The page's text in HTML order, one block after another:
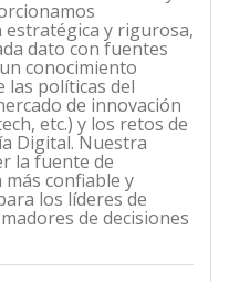
y rigurosa,
dato con fuentes
conocimiento
las políticas del
de innovación
etc.) y los retos de
Digital. Nuestra
la fuente de
confiable y
los líderes de
de decisiones